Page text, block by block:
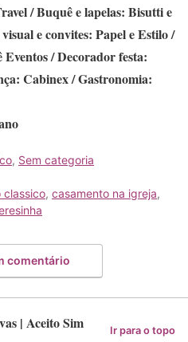
/ Buquê e lapelas: Bisutti e
e convites: Papel e Estilo /
/ Decorador festa:
Cabinex / Gastronomia:
, Sem categoria
classico, casamento na igreja,
comentário
| Aceito Sim Ir para o topo